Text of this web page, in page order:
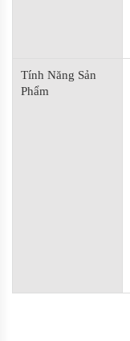
Tính Năng Sản
Phẩm